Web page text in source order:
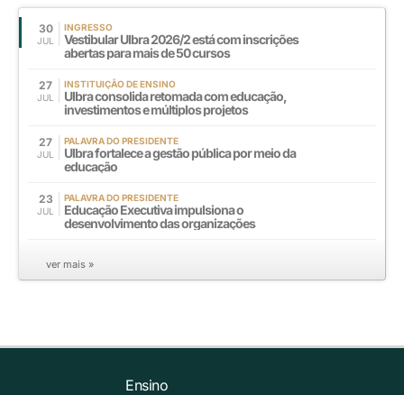
30
JUL
INGRESSO
Vestibular Ulbra 2026/2 está com inscrições
abertas para mais de 50 cursos
27
JUL
INSTITUIÇÃO DE ENSINO
Ulbra consolida retomada com educação,
investimentos e múltiplos projetos
27
JUL
PALAVRA DO PRESIDENTE
Ulbra fortalece a gestão pública por meio da
educação
23
JUL
PALAVRA DO PRESIDENTE
Educação Executiva impulsiona o
desenvolvimento das organizações
ver mais »
Ensino